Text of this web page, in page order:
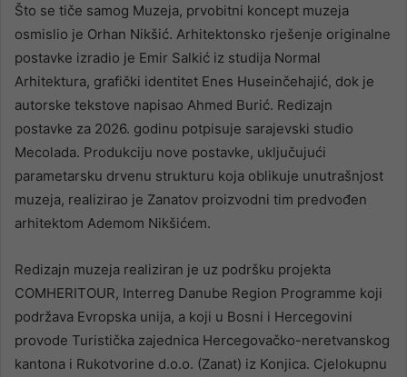
Što se tiče samog Muzeja, prvobitni koncept muzeja
osmislio je Orhan Nikšić. Arhitektonsko rješenje originalne
postavke izradio je Emir Salkić iz studija Normal
Arhitektura, grafički identitet Enes Huseinčehajić, dok je
autorske tekstove napisao Ahmed Burić. Redizajn
postavke za 2026. godinu potpisuje sarajevski studio
Mecolada. Produkciju nove postavke, uključujući
parametarsku drvenu strukturu koja oblikuje unutrašnjost
muzeja, realizirao je Zanatov proizvodni tim predvođen
arhitektom Ademom Nikšićem.
Redizajn muzeja realiziran je uz podršku projekta
COMHERITOUR, Interreg Danube Region Programme koji
podržava Evropska unija, a koji u Bosni i Hercegovini
provode Turistička zajednica Hercegovačko-neretvanskog
kantona i Rukotvorine d.o.o. (Zanat) iz Konjica. Cjelokupnu